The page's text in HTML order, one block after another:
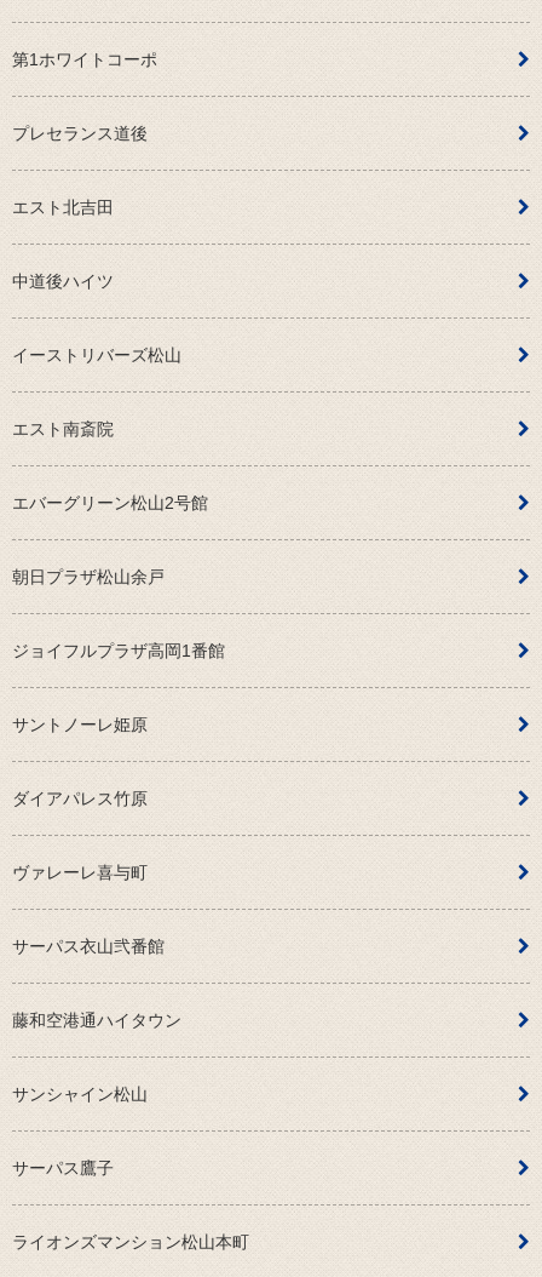
第1ホワイトコーポ
プレセランス道後
エスト北吉田
中道後ハイツ
イーストリバーズ松山
エスト南斎院
エバーグリーン松山2号館
朝日プラザ松山余戸
ジョイフルプラザ高岡1番館
サントノーレ姫原
ダイアパレス竹原
ヴァレーレ喜与町
サーパス衣山弐番館
藤和空港通ハイタウン
サンシャイン松山
サーパス鷹子
ライオンズマンション松山本町